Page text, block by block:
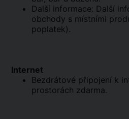
Další informace: Další
obchody s místními
poplatek).
Internet
Bezdrátové připojení k
prostorách zdarma.